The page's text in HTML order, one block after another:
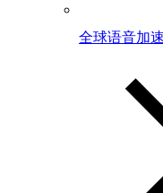
全球语音加速